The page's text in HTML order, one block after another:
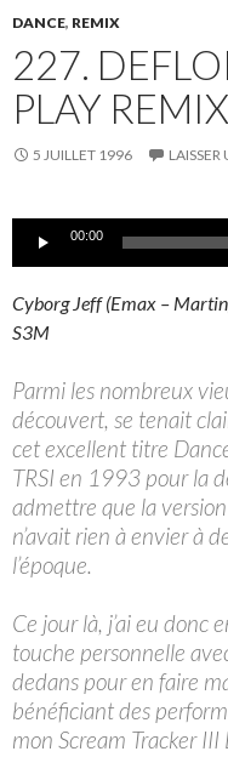
DANCE, REMIX
227.
PLAY
5 JUILLET 1996
Lecteur00:00
Cyborg Jeff (Emax –
S3M
Parmi les nombreux
découvert, se tenait
cet excellent titre
TRSI en 1993 pour la
admettre que la
n’avait rien à envier à
l’époque.
Ce jour là, j’ai eu donc
touche personnelle
dedans pour en faire
bénéficiant des
mon Scream Tracker